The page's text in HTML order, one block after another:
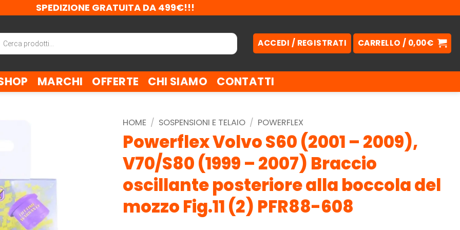
SPEDIZIONE GRATUITA DA 499€!!!
ACCEDI / REGISTRATI CARRELLO / 0,00€
MARCHI OFFERTE CHI SIAMO CONTATTI
HOME / SOSPENSIONI E TELAIO / POWERFLEX
Powerflex Volvo S60 (2001 – 2009),
V70/S80 (1999 – 2007) Braccio
oscillante posteriore alla boccola del
mozzo Fig.11 (2) PFR88-608